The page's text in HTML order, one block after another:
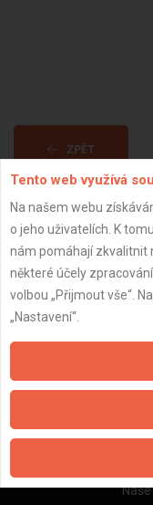
ZPĚT
Aktualizováno
Zásady
Tento web využívá
Na našem webu
o jeho uživatelích. K
nám pomáhají zkvalitnit
některé účely
volbou „Přijmout vše“.
„Nastavení“.